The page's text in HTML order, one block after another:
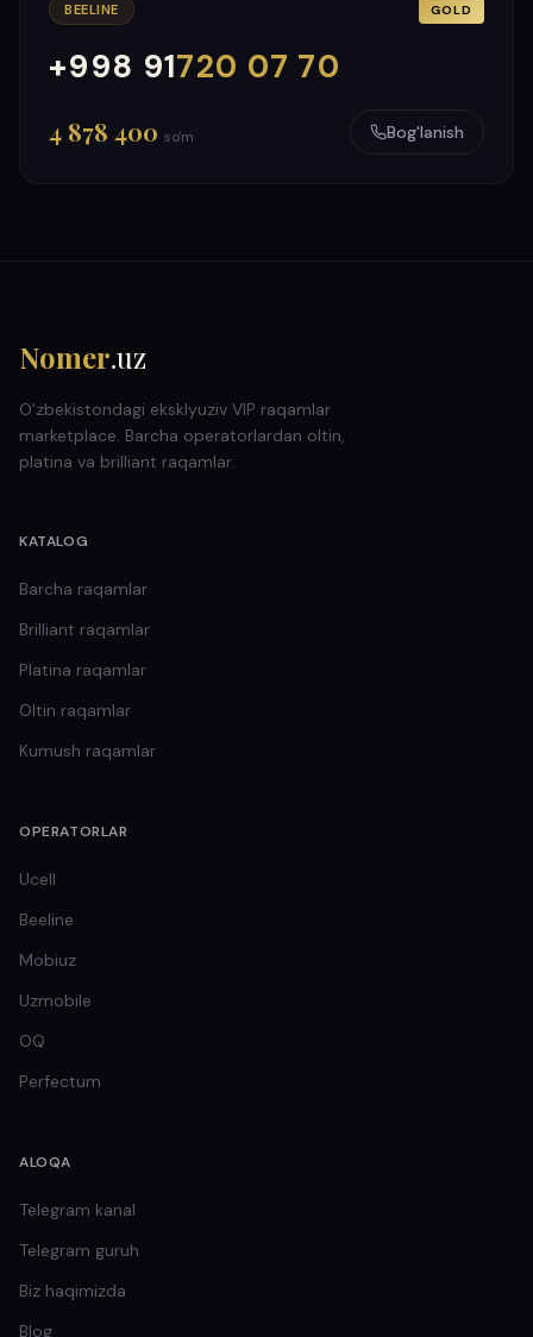
BEELINE GOLD
+998 91720 07 70
000
999
4 878 400 so'm Bog'lanish
Nomer.uz
O'zbekistondagi eksklyuziv VIP raqamlar
marketplace. Barcha operatorlardan oltin,
platina va brilliant raqamlar.
KATALOG
Barcha raqamlar
Brilliant raqamlar
Platina raqamlar
Oltin raqamlar
Kumush raqamlar
OPERATORLAR
Ucell
Beeline
Mobiuz
Uzmobile
OQ
Perfectum
ALOQA
Telegram kanal
Telegram guruh
Biz haqimizda
Blog